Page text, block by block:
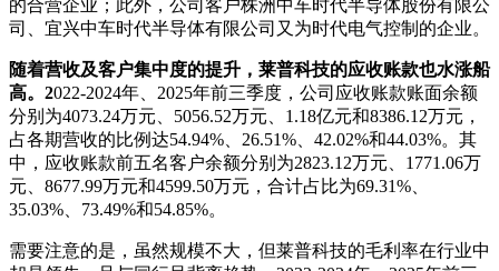
的合营企业；此外，公司客户株洲中车时代半导体股份有限公
司、宜兴中车时代半导体有限公司又为时代电气控制的企业。
随着营收及客户集中度的提升，莱普科技的应收账款也水涨船
高。2022-2024年、2025年前三季度，公司应收账款账面余额
分别为4073.24万元、5056.52万元、1.18亿元和8386.12万元，
占各期营收的比例达54.94%、26.51%、42.02%和44.03%。其
中，应收账款前五名客户余额分别为2823.12万元、1771.06万
元、8677.99万元和4599.50万元，合计占比为69.31%、
35.03%、73.49%和54.85%。
需要注意的是，虽然规模不大，但莱普科技的毛利率在行业中